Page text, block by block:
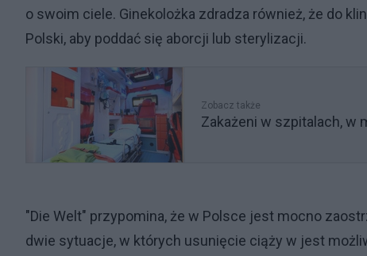
o swoim ciele. Ginekolożka zdradza również, że do
Polski, aby poddać się aborcji lub sterylizacji.
Zobacz także
Zakażeni w szpitalach, w
"Die Welt" przypomina, że w Polsce jest mocno
dwie sytuacje, w których usunięcie ciąży w jest